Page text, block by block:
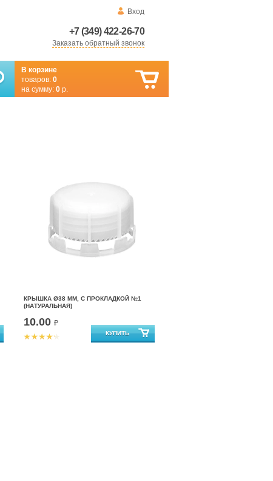
Вход
+7 (349) 422-26-70
Заказать обратный звонок
В корзине
товаров: 0
на сумму: 0 р.
КРЫШКА Ø38 ММ, С ПРОКЛАДКОЙ №1
(НАТУРАЛЬНАЯ)
10.00 ₽